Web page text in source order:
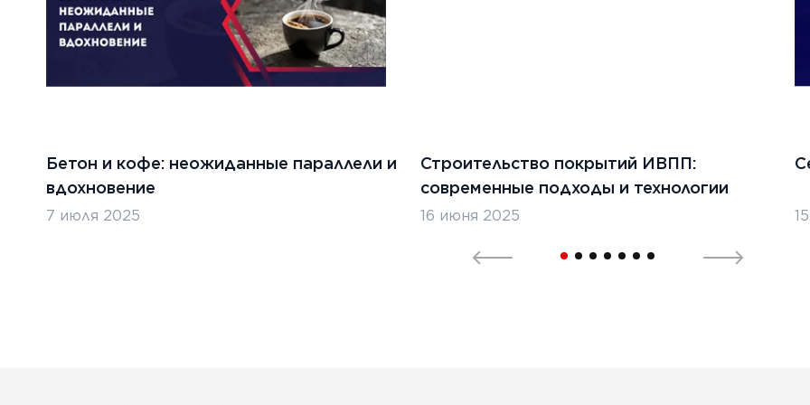
Бетон и кофе: неожиданные параллели и
вдохновение
7 июля 2025
Строительство покрытий ИВПП:
современные подходы и технологии
16 июня 2025